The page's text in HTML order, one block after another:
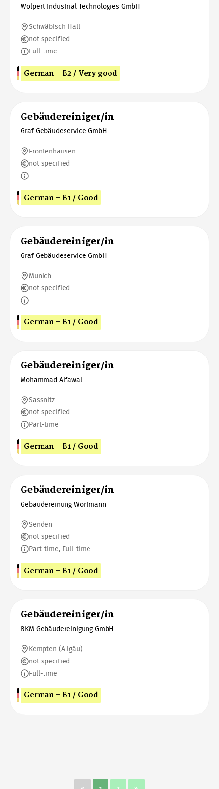
Wolpert Industrial Technologies GmbH
Schwäbisch Hall
not specified
Full-time
German - B2 / Very good
Gebäudereiniger/in
Graf Gebäudeservice GmbH
Frontenhausen
not specified
German - B1 / Good
Gebäudereiniger/in
Graf Gebäudeservice GmbH
Munich
not specified
German - B1 / Good
Gebäudereiniger/in
Mohammad Alfawal
Sassnitz
not specified
Part-time
German - B1 / Good
Gebäudereiniger/in
Gebäudereinung Wortmann
Senden
not specified
Part-time, Full-time
German - B1 / Good
Gebäudereiniger/in
BKM Gebäudereinigung GmbH
Kempten (Allgäu)
not specified
Full-time
German - B1 / Good